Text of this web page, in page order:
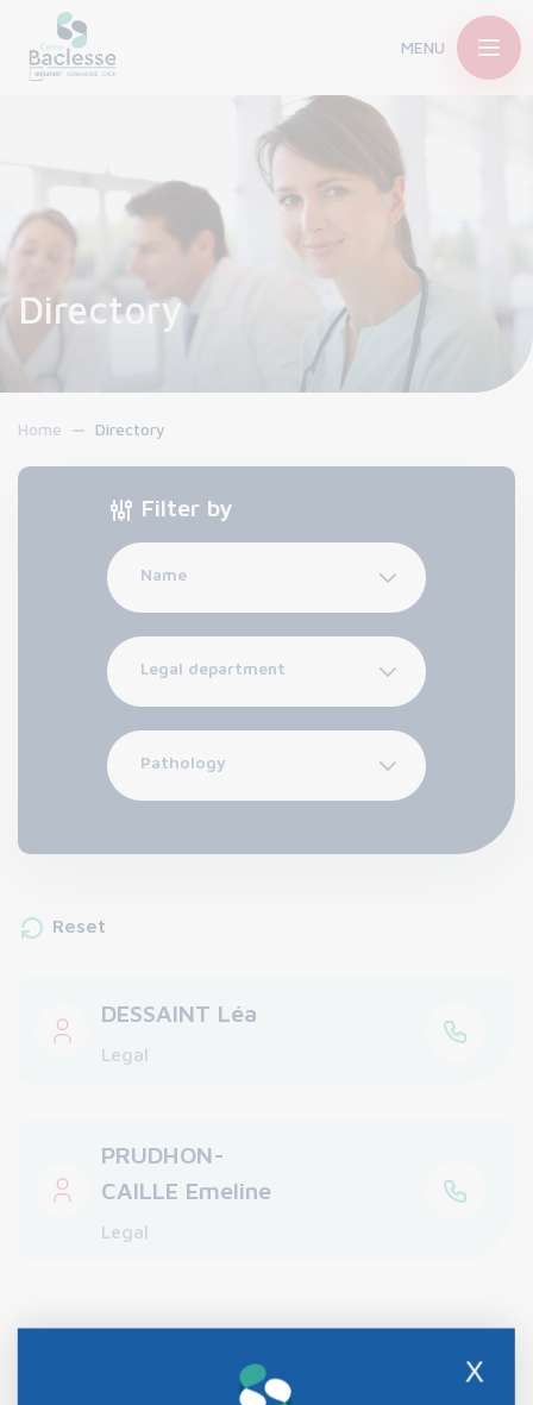
MENU
Directory
Home Directory
Filter by
Name
Legal department
Pathology
Reset
DESSAINT Léa
Legal
PRUDHON-
CAILLE Emeline
Legal
X